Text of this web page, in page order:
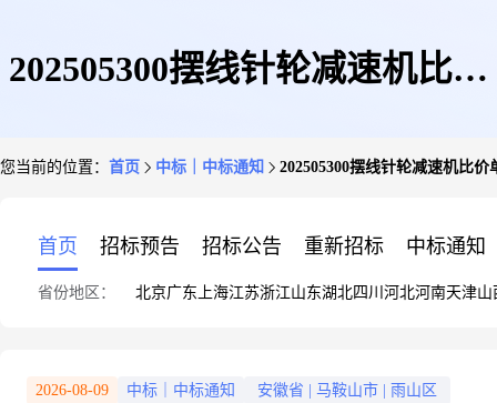
202505300摆线针轮减速机比价
您当前的位置： 首页 中标｜中标通知 202505300摆线针轮减速机比价
首页 招标预告 招标公告 重新招标 中标通知
省份地区： 北京广东 上海江苏浙江山东湖北四川 河北河南天津山
2026-08-09 中标｜中标通知 安徽省 马鞍山市 雨山区